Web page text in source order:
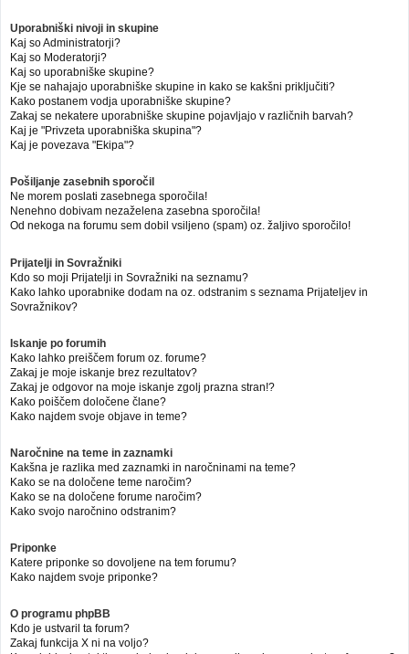
Uporabniški nivoji in skupine
Kaj so Administratorji?
Kaj so Moderatorji?
Kaj so uporabniške skupine?
Kje se nahajajo uporabniške skupine in kako se kakšni priključiti?
Kako postanem vodja uporabniške skupine?
Zakaj se nekatere uporabniške skupine pojavljajo v različnih barvah?
Kaj je "Privzeta uporabniška skupina"?
Kaj je povezava "Ekipa"?
Pošiljanje zasebnih sporočil
Ne morem poslati zasebnega sporočila!
Nenehno dobivam nezaželena zasebna sporočila!
Od nekoga na forumu sem dobil vsiljeno (spam) oz. žaljivo sporočilo!
Prijatelji in Sovražniki
Kdo so moji Prijatelji in Sovražniki na seznamu?
Kako lahko uporabnike dodam na oz. odstranim s seznama Prijateljev in
Sovražnikov?
Iskanje po forumih
Kako lahko preiščem forum oz. forume?
Zakaj je moje iskanje brez rezultatov?
Zakaj je odgovor na moje iskanje zgolj prazna stran!?
Kako poiščem določene člane?
Kako najdem svoje objave in teme?
Naročnine na teme in zaznamki
Kakšna je razlika med zaznamki in naročninami na teme?
Kako se na določene teme naročim?
Kako se na določene forume naročim?
Kako svojo naročnino odstranim?
Priponke
Katere priponke so dovoljene na tem forumu?
Kako najdem svoje priponke?
O programu phpBB
Kdo je ustvaril ta forum?
Zakaj funkcija X ni na voljo?